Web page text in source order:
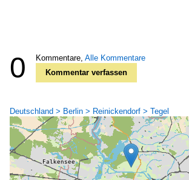
0 Kommentare, Alle Kommentare
Kommentar verfassen
Deutschland > Berlin > Reinickendorf > Tegel